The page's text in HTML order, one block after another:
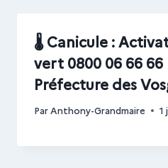
🌡️ Canicule :
vert 0800 06 66
Préfecture des
ParAnthony-Grandmaire 1